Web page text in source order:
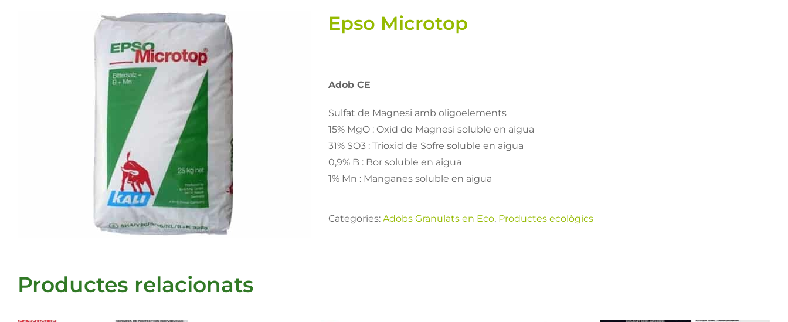
Epso Microtop
Adob CE
Sulfat de Magnesi amb oligoelements
15% MgO : Oxid de Magnesi soluble en aigua
31% SO3 : Trioxid de Sofre soluble en aigua
0,9% B : Bor soluble en aigua
1% Mn : Manganes soluble en aigua
Categories: Adobs Granulats en Eco, Productes ecològics
Productes relacionats